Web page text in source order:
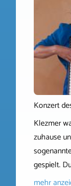
Konzert
Klezmer
zuhause
gespielt.
mehr